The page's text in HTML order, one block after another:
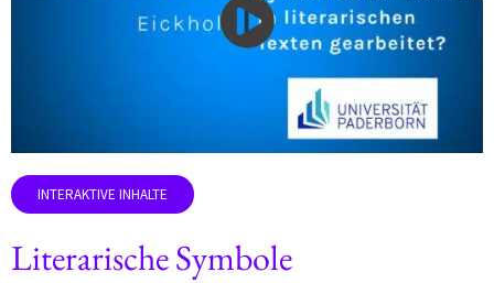
Literarische Symbole